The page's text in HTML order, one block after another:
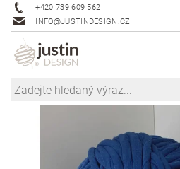
+420 739 609 562
INFO@JUSTINDESIGN.CZ